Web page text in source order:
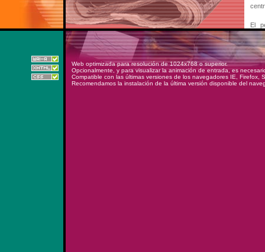
Web optimizada para resolución de 1024x768 o superior.
Opcionalmente, y para visualizar la animación de entrada, es
Compatible con las últimas versiones de los navegadores IE, Firefox,
Recomendamos la instalación de la última versión disponible del